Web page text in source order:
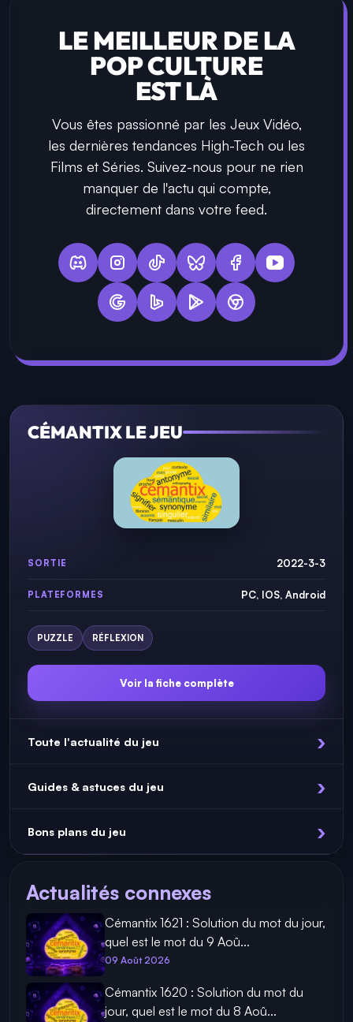
LE MEILLEUR DE LA
POP CULTURE
EST LÀ
Vous êtes passionné par les Jeux Vidéo,
les dernières tendances High-Tech ou les
Films et Séries. Suivez-nous pour ne rien
manquer de l'actu qui compte,
directement dans votre feed.
CÉMANTIX LE JEU
SORTIE 2022-3-3
PLATEFORMES PC, IOS, Android
PUZZLE RÉFLEXION
Voir la fiche complète
Toute l'actualité du jeu
Guides & astuces du jeu
Bons plans du jeu
Actualités connexes
Cémantix 1621 : Solution du mot du jour,
quel est le mot du 9 Aoû...
09 Août 2026
Cémantix 1620 : Solution du mot du
jour, quel est le mot du 8 Aoû...